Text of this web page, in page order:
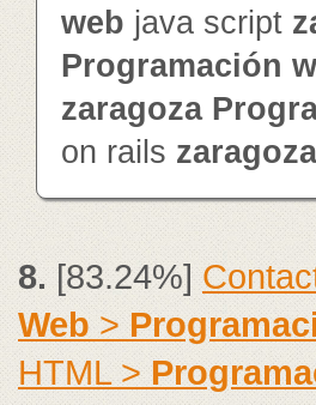
web java script
Programación
zaragoza
on rails zaragoza
8.[83.24%]
Web>
HTML >